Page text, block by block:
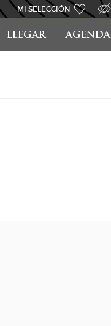
LLEGAR AGENDA
MI SELECCIÓN